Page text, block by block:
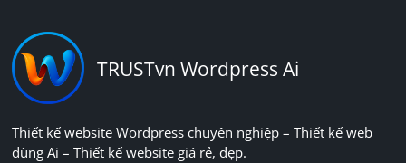
TRUSTvn Wordpress Ai
Thiết kế website Wordpress chuyên nghiệp – Thiết kế web
dùng Ai – Thiết kế website giá rẻ, đẹp.